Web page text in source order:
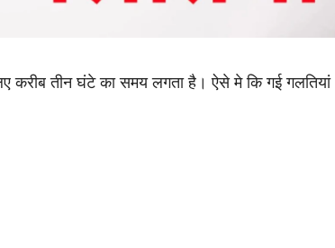
तीन घंटे का समय लगता है। ऐसे मे कि गई गलतियां